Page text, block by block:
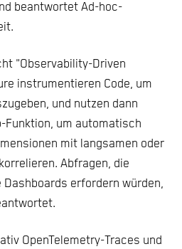
beantwortet Ad-hoc-
"Observability-Driven
instrumentieren Code, um
und nutzen dann
Funktion, um automatisch
mit langsamen oder
Abfragen, die
erfordern würden,
OpenTelemetry-Traces und